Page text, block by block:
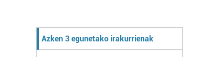
Azken 3 egunetako irakurrienak